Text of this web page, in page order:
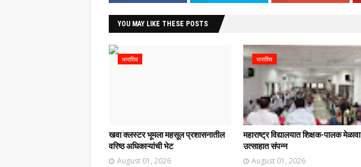
YOU MAY LIKE THESE POSTS
धाराशिव
खवा क्लस्टर भूमला महसूल प्रशासनातील
वरिष्ठ अधिकाऱ्यांची भेट
August 01, 2026
धाराशिव
महाराष्ट्र विद्यालयात शिक्षक-पालक मेळावा
उत्साहात संपन्न
August 01, 2026